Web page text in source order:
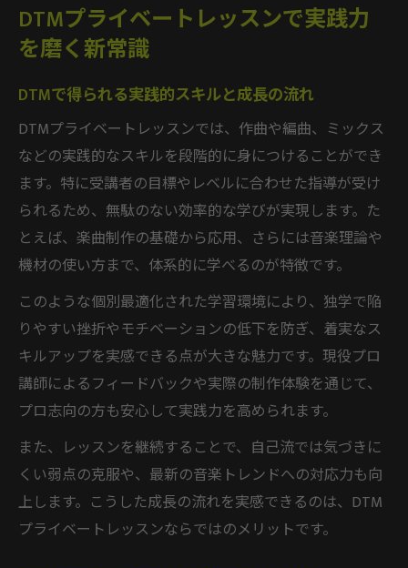
作成法
DTMプライベート指導とグループ学習の違
い
法
DTM個別指導で収入とスキルを効率的に両
立
DTMレッスンの受講生満足度を高める工夫
DTM講師が実践する生徒獲得と収入安定策
DTM個別指導で目標達成率を高める方法
DTMプロ志向のための指導ノウハウ活用術
効率重視の学び方ならDTMプライベート一択
DTMプライベートレッスンで学習効率を最
大化
短時間で成果を出すDTM学習の進め方
DTMレッスンで挫折率を下げる効果的手法
DTM初心者でも安心できる学習サポート体
制
DTMプライベートレッスンで実践力
を磨く新常識
DTMで得られる実践的スキルと成長の流れ
DTMプライベートレッスンでは、作曲や編曲、ミックス
などの実践的なスキルを段階的に身につけることができ
ます。特に受講者の目標やレベルに合わせた指導が受け
られるため、無駄のない効率的な学びが実現します。た
とえば、楽曲制作の基礎から応用、さらには音楽理論や
機材の使い方まで、体系的に学べるのが特徴です。
このような個別最適化された学習環境により、独学で陥
りやすい挫折やモチベーションの低下を防ぎ、着実なス
キルアップを実感できる点が大きな魅力です。現役プロ
講師によるフィードバックや実際の制作体験を通じて、
プロ志向の方も安心して実践力を高められます。
また、レッスンを継続することで、自己流では気づきに
くい弱点の克服や、最新の音楽トレンドへの対応力も向
上します。こうした成長の流れを実感できるのは、DTM
プライベートレッスンならではのメリットです。